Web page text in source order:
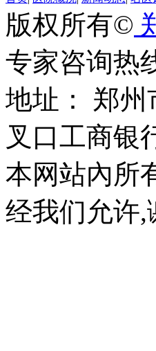
版权所有©
专家咨询热
地址： 郑州
叉口工商银
本网站內所
经我们允许,